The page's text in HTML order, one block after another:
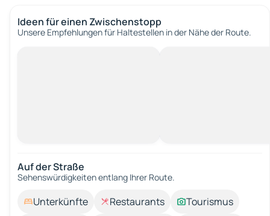
Ideen für einen Zwischenstopp
Unsere Empfehlungen für Haltestellen in der Nähe der Route.
Auf der Straße
Sehenswürdigkeiten entlang Ihrer Route.
Unterkünfte Restaurants
Tourismus